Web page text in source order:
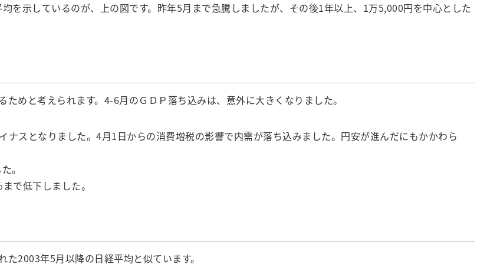
を示しているのが、上の図です。昨年5月まで急騰しましたが、その後1年以上、1万5,000円を中心とした
めと考えられます。4-6月のＧＤＰ落ち込みは、意外に大きくなりました。
スとなりました。4月1日からの消費増税の影響で内需が落ち込みました。円安が進んだにもかかわら
。
で低下しました。
2003年5月以降の日経平均と似ています。